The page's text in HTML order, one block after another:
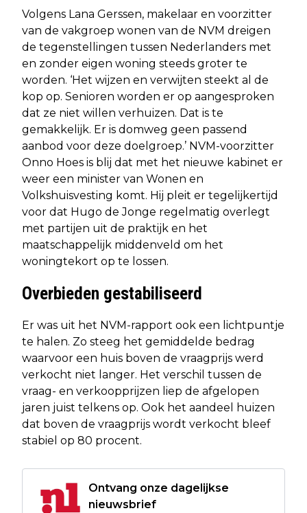
Volgens Lana Gerssen, makelaar en voorzitter
van de vakgroep wonen van de NVM dreigen
de tegenstellingen tussen Nederlanders met
en zonder eigen woning steeds groter te
worden. ‘Het wijzen en verwijten steekt al de
kop op. Senioren worden er op aangesproken
dat ze niet willen verhuizen. Dat is te
gemakkelijk. Er is domweg geen passend
aanbod voor deze doelgroep.’ NVM-voorzitter
Onno Hoes is blij dat met het nieuwe kabinet er
weer een minister van Wonen en
Volkshuisvesting komt. Hij pleit er tegelijkertijd
voor dat Hugo de Jonge regelmatig overlegt
met partijen uit de praktijk en het
maatschappelijk middenveld om het
woningtekort op te lossen.
Overbieden gestabiliseerd
Er was uit het NVM-rapport ook een lichtpuntje
te halen. Zo steeg het gemiddelde bedrag
waarvoor een huis boven de vraagprijs werd
verkocht niet langer. Het verschil tussen de
vraag- en verkoopprijzen liep de afgelopen
jaren juist telkens op. Ook het aandeel huizen
dat boven de vraagprijs wordt verkocht bleef
stabiel op 80 procent.
Ontvang onze dagelijkse
nieuwsbrief